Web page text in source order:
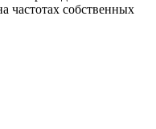
частотах собственных